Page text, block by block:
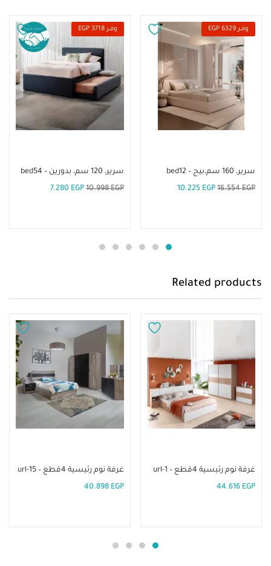
وفــر 6329 EGP
سرير، 160 سم،بيج – bed12
16.554EGP
10.225 EGP
وفــر 3718 EGP
سرير، 120 سم، بدورين – bed54
10.998EGP
7.280 EGP
Related products
غرفة نوم رئيسية 4قطع – url-1
44.616 EGP
غرفة نوم رئيسية 4قطع – url-15
40.898 EGP